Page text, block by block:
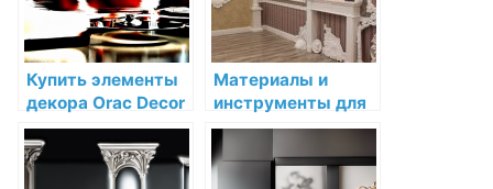
Купить элементы
декора Orac Decor
в Санкт-
Петербурге
Материалы и
инструменты для
установки
декоративной
лепнины